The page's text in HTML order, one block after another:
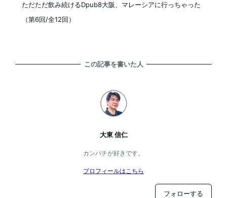
ただただ飲み続けるDpub8大阪、マレーシアに行っちゃった
（第6回/全12回）
この記事を書いた人
大東 信仁
カンパチが好きです。
プロフィールはこちら
フォローする